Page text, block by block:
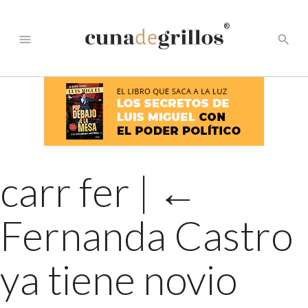
menu
®
search
carr fer | ←
Fernanda Castro
ya tiene novio